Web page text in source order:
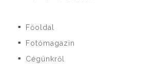
■ Főoldal
■ Fotómagazin
■ Cégünkről